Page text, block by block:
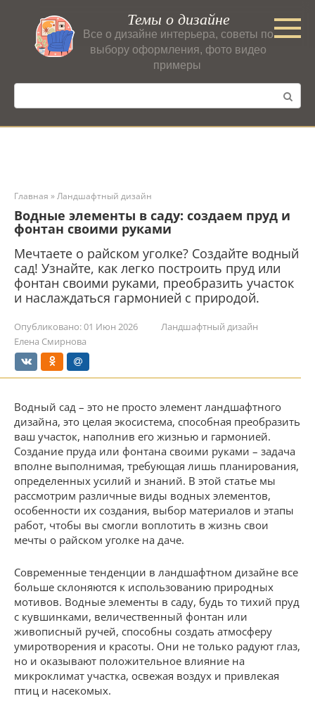
контенту
Темы о дизайне
Все о дизайне интерьера, советы по
выбору оформления, фото видео
примеры
Поиск:
Главная »Ландшафтный дизайн
Водные элементы в саду: создаем пруд и
фонтан своими руками
Мечтаете о райском уголке? Создайте водный
сад! Узнайте, как легко построить пруд или
фонтан своими руками, преобразить участок
и наслаждаться гармонией с природой.
Опубликовано:01 Июн 2026
Ландшафтный дизайн
Елена Смирнова
Водный сад – это не просто элемент ландшафтного
дизайна, это целая экосистема, способная преобразить
ваш участок, наполнив его жизнью и гармонией.
Создание пруда или фонтана своими руками – задача
вполне выполнимая, требующая лишь планирования,
определенных усилий и знаний. В этой статье мы
рассмотрим различные виды водных элементов,
особенности их создания, выбор материалов и этапы
работ, чтобы вы смогли воплотить в жизнь свои
мечты о райском уголке на даче.
Современные тенденции в ландшафтном дизайне все
больше склоняются к использованию природных
мотивов. Водные элементы в саду, будь то тихий пруд
с кувшинками, величественный фонтан или
живописный ручей, способны создать атмосферу
умиротворения и красоты. Они не только радуют глаз,
но и оказывают положительное влияние на
микроклимат участка, освежая воздух и привлекая
птиц и насекомых.